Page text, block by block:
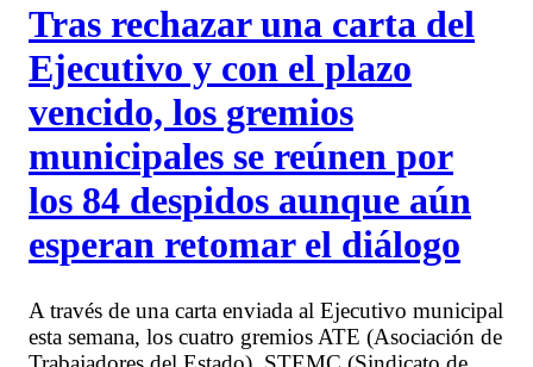
Tras rechazar una carta del
Ejecutivo y con el plazo
vencido, los gremios
municipales se reúnen por
los 84 despidos aunque aún
esperan retomar el diálogo
A través de una carta enviada al Ejecutivo municipal
esta semana, los cuatro gremios ATE (Asociación de